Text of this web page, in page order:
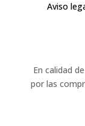
Aviso
En calidad
por las